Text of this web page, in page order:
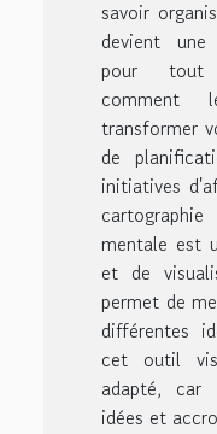
savoir
devient une
pour tout
comment
transformer
de
initiatives
mentale est
et de
permet de
différentes
cet outil
adapté, car
idées et